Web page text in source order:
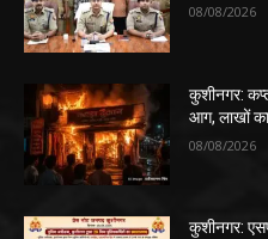
08/08/2026
कुशीनगर:
आग, लाखों
08/08/2026
कुशीनगर: